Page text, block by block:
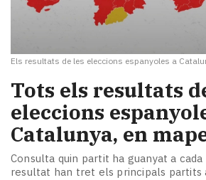
Els resultats de les eleccions espanyoles a
Tots els resultats
eleccions
Catalunya, en
Consulta quin partit ha guanyat a cada
resultat han tret els principals partits